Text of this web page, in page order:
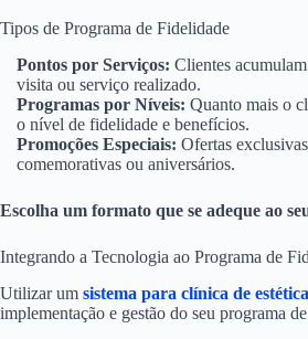
Tipos de Programa de Fidelidade
Pontos por Serviços: Clientes
visita ou serviço realizado.
Programas por Níveis: Quanto mais o
o nível de fidelidade e benefícios.
Promoções Especiais: Ofertas
comemorativas ou aniversários.
Escolha um formato que se adeque ao
Integrando a Tecnologia ao Programa de
Utilizar um sistema para clínica de estética
implementação e gestão do seu programa